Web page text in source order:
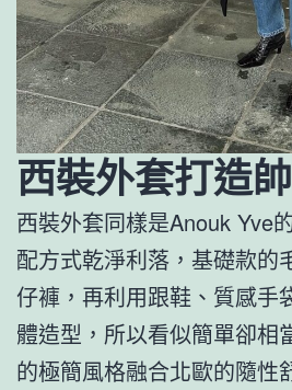
西裝外套打造
西裝外套同樣是Anouk Yve
配方式乾淨利落，基礎款的
仔褲，再利用跟鞋、質感手
體造型，所以看似簡單卻相
的極簡風格融合北歐的隨性